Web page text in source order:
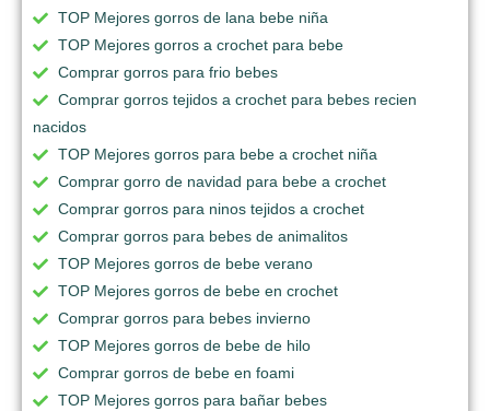
TOP Mejores gorros de lana bebe niña
TOP Mejores gorros a crochet para bebe
Comprar gorros para frio bebes
Comprar gorros tejidos a crochet para bebes recien
nacidos
TOP Mejores gorros para bebe a crochet niña
Comprar gorro de navidad para bebe a crochet
Comprar gorros para ninos tejidos a crochet
Comprar gorros para bebes de animalitos
TOP Mejores gorros de bebe verano
TOP Mejores gorros de bebe en crochet
Comprar gorros para bebes invierno
TOP Mejores gorros de bebe de hilo
Comprar gorros de bebe en foami
TOP Mejores gorros para bañar bebes